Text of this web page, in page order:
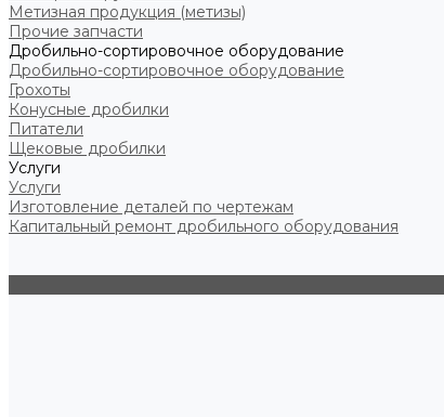
Метизная продукция (метизы)
Прочие запчасти
Дробильно-сортировочное оборудование
Дробильно-сортировочное оборудование
Грохоты
Конусные дробилки
Питатели
Щековые дробилки
Услуги
Услуги
Изготовление деталей по чертежам
Капитальный ремонт дробильного оборудования